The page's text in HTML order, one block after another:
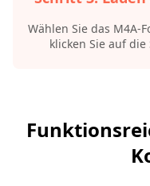
Wählen Sie das M4A-
klicken Sie auf die